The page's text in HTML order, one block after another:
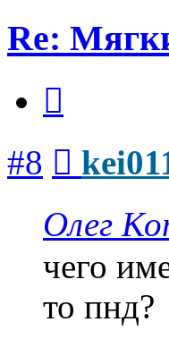
Re:
#8
Олег
чего
то пнд?